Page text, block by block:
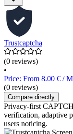
Trustcaptcha
(0 reviews)
•
Price: From 8.00 € /
(0 reviews)
Compare directly
Privacy-first
verification, adaptive
users noticing.